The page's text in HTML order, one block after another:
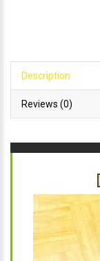
Description
Reviews (0)